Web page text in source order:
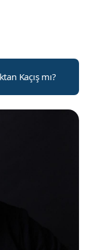
Kaçış mı?